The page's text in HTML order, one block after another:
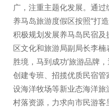
广，注重主题化发展。通过
养马岛旅游度假区按照“打
积极规划发展养马岛民宿
区文化和旅游局副局长李楠
胜境，马到成功’旅游品牌
创建专班、招揽优质民宿管
设海洋牧场等新业态海洋
村落资源，力求向市民游